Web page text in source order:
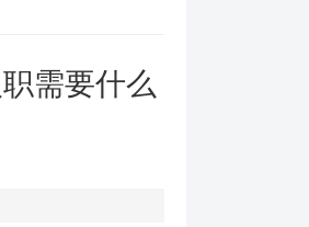
需要什么